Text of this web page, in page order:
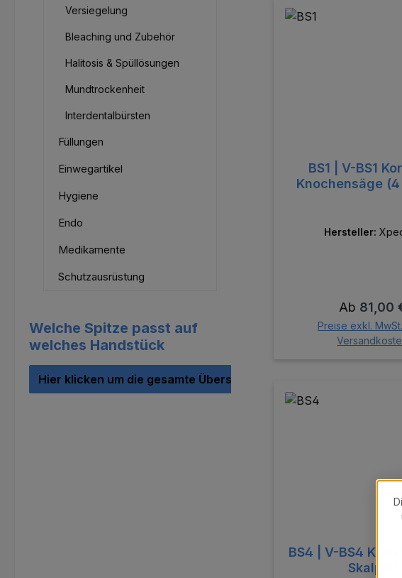
Versiegelung
Bleaching und Zubehör
Halitosis & Spüllösungen
Mundtrockenheit
Interdentalbürsten
Füllungen
Einwegartikel
Hygiene
Endo
Medikamente
Schutzausrüstung
Welche Spitze passt auf
welches Handstück
Hier klicken um die gesamte Übersicht anzusehen
BS1 | V-BS1
Knochensäge
Hersteller:
Regulärer
Ab 81,00
Preise exkl.
BS4 | V-BS4
Skalpell